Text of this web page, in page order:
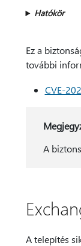
Hatókör
Ez a
további
CVE-
A
A telepítés